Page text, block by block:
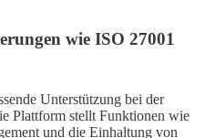
wie ISO 27001
Unterstützung bei der
Plattform stellt Funktionen wie
und die Einhaltung von